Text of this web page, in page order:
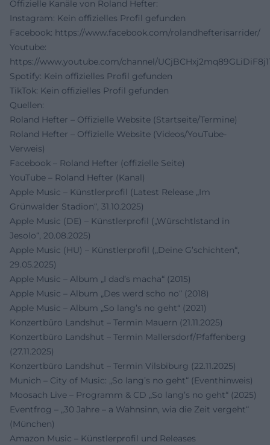
Offizielle Kanäle von Roland Hefter:
Instagram: Kein offizielles Profil gefunden
Facebook: https://www.facebook.com/rolandhefterisarrider/
Youtube:
https://www.youtube.com/channel/
Spotify: Kein offizielles Profil gefunden
TikTok: Kein offizielles Profil gefunden
Quellen:
Roland Hefter – Offizielle Website (Startseite/Termine)
Roland Hefter – Offizielle Website (Videos/YouTube-
Verweis)
Facebook – Roland Hefter (offizielle Seite)
YouTube – Roland Hefter (Kanal)
Apple Music – Künstlerprofil (Latest Release „Im
Grünwalder Stadion“, 31.10.2025)
Apple Music (DE) – Künstlerprofil („Würschtlstand in
Jesolo“, 20.08.2025)
Apple Music (HU) – Künstlerprofil („Deine G’schichten“,
29.05.2025)
Apple Music – Album „I dad’s macha“ (2015)
Apple Music – Album „Des werd scho no“ (2018)
Apple Music – Album „So lang’s no geht“ (2021)
Konzertbüro Landshut – Termin Mauern (21.11.2025)
Konzertbüro Landshut – Termin Mallersdorf/Pfaffenberg
(27.11.2025)
Konzertbüro Landshut – Termin Vilsbiburg (22.11.2025)
Munich – City of Music: „So lang’s no geht“ (Eventhinweis)
Moosach Live – Programm & CD „So lang’s no geht“ (2025)
Eventfrog – „30 Jahre – a Wahnsinn, wia die Zeit vergeht“
(München)
Amazon Music – Künstlerprofil und Releases